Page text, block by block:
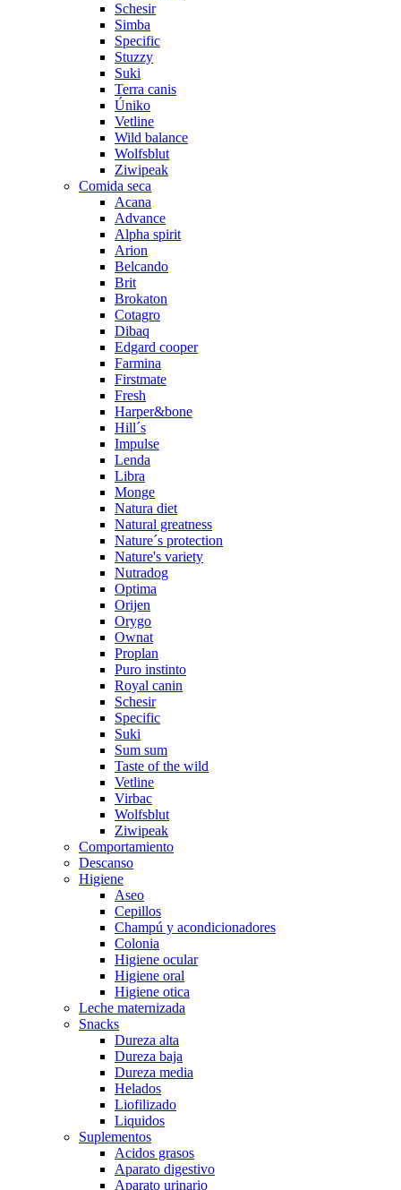
Schesir
Simba
Specific
Stuzzy
Suki
Terra canis
Úniko
Vetline
Wild balance
Wolfsblut
Ziwipeak
Comida seca
Acana
Advance
Alpha spirit
Arion
Belcando
Brit
Brokaton
Cotagro
Dibaq
Edgard cooper
Farmina
Firstmate
Fresh
Harper&bone
Hill´s
Impulse
Lenda
Libra
Monge
Natura diet
Natural greatness
Nature´s protection
Nature's variety
Nutradog
Optima
Orijen
Orygo
Ownat
Proplan
Puro instinto
Royal canin
Schesir
Specific
Suki
Sum sum
Taste of the wild
Vetline
Virbac
Wolfsblut
Ziwipeak
Comportamiento
Descanso
Higiene
Aseo
Cepillos
Champú y acondicionadores
Colonia
Higiene ocular
Higiene oral
Higiene otica
Leche maternizada
Snacks
Dureza alta
Dureza baja
Dureza media
Helados
Liofilizado
Liquidos
Suplementos
Acidos grasos
Aparato digestivo
Aparato urinario